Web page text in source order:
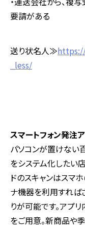
要請がある
送り状名人≫
_less/
スマートフォン発注
パソコンが置けない
をシステム化したい
ドのスキャンはスマ
ナ機器を利用すれば
りが可能です。アプ
をご用意。新商品や